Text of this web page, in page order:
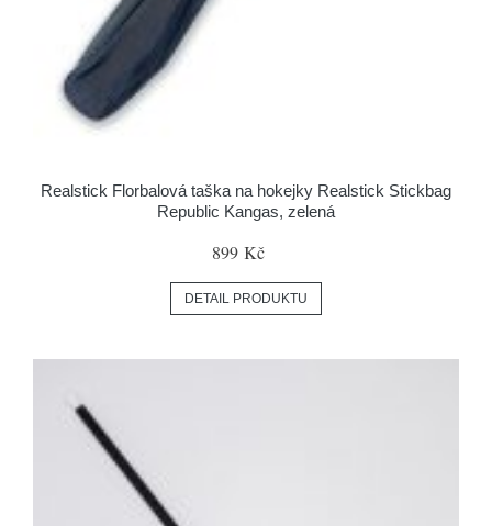
Realstick Florbalová taška na hokejky Realstick Stickbag
Republic Kangas, zelená
899 Kč
DETAIL PRODUKTU